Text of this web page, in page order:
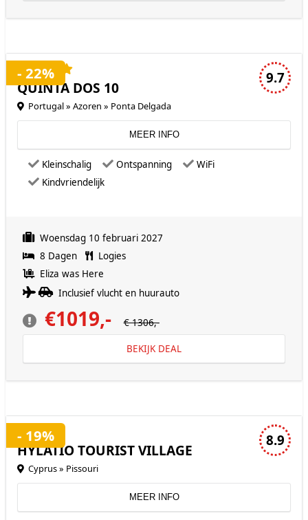
9.7
QUINTA DOS 10
Portugal » Azoren » Ponta Delgada
MEER INFO
Kleinschalig Ontspanning
WiFi
Kindvriendelijk
Woensdag 10 februari 2027
8 Dagen
Logies
Eliza was Here
Inclusief vlucht en huurauto
€1019,- € 1306,-
- 22%
BEKIJK DEAL
8.9
3 sterren accommodatie
HYLATIO TOURIST VILLAGE
Cyprus » Pissouri
MEER INFO
- 19%